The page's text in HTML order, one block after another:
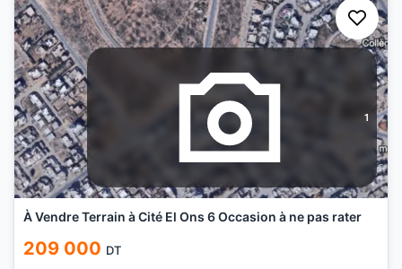
1
À Vendre Terrain à Cité El Ons 6 Occasion à ne pas rater
209 000 DT